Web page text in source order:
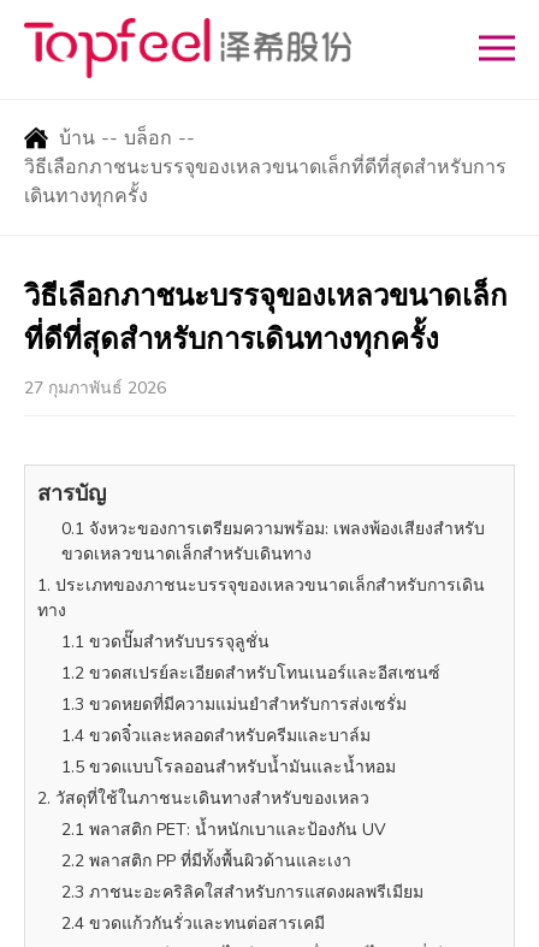
บ้าน -- บล็อก --
วิธีเลือกภาชนะบรรจุของเหลวขนาดเล็กที่ดีที่สุดสำหรับการ
เดินทางทุกครั้ง
วิธีเลือกภาชนะบรรจุของเหลวขนาดเล็ก
ที่ดีที่สุดสำหรับการเดินทางทุกครั้ง
27 กุมภาพันธ์ 2026
สารบัญ
0.1 จังหวะของการเตรียมความพร้อม: เพลงพ้องเสียงสำหรับ
ขวดเหลวขนาดเล็กสำหรับเดินทาง
1. ประเภทของภาชนะบรรจุของเหลวขนาดเล็กสำหรับการเดิน
ทาง
1.1 ขวดปั๊มสำหรับบรรจุลูชั่น
1.2 ขวดสเปรย์ละเอียดสำหรับโทนเนอร์และอีสเซนซ์
1.3 ขวดหยดที่มีความแม่นยำสำหรับการส่งเซรั่ม
1.4 ขวดจิ๋วและหลอดสำหรับครีมและบาล์ม
1.5 ขวดแบบโรลออนสำหรับน้ำมันและน้ำหอม
2. วัสดุที่ใช้ในภาชนะเดินทางสำหรับของเหลว
2.1 พลาสติก PET: น้ำหนักเบาและป้องกัน UV
2.2 พลาสติก PP ที่มีทั้งพื้นผิวด้านและเงา
2.3 ภาชนะอะคริลิคใสสำหรับการแสดงผลพรีเมียม
2.4 ขวดแก้วกันรั่วและทนต่อสารเคมี